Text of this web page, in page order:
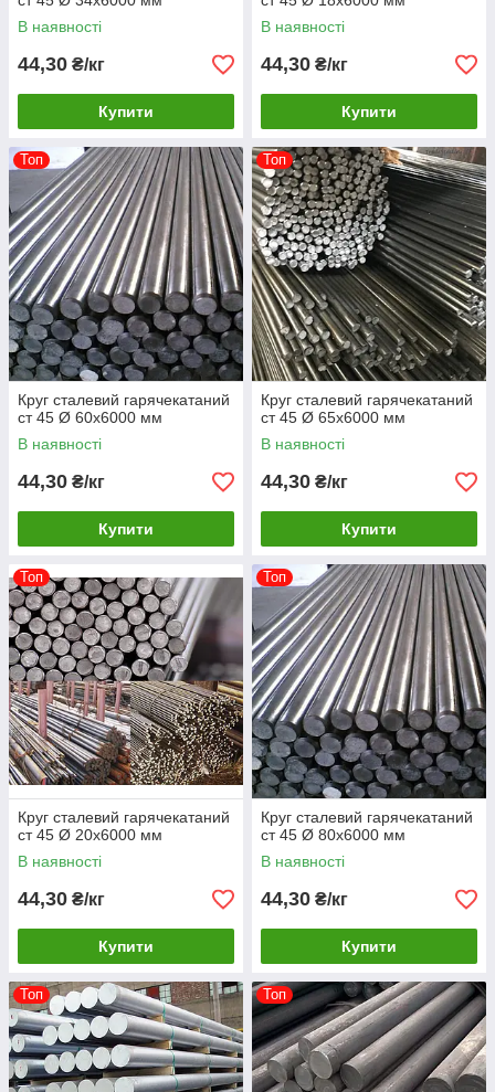
В наявності
44,30 ₴/кг
Купити
В наявності
44,30 ₴/кг
Купити
Топ
Круг сталевий гарячекатаний
ст 45 Ø 60х6000 мм
В наявності
44,30 ₴/кг
Купити
Топ
Круг сталевий гарячекатаний
ст 45 Ø 65х6000 мм
В наявності
44,30 ₴/кг
Купити
Топ
Круг сталевий гарячекатаний
ст 45 Ø 20х6000 мм
В наявності
44,30 ₴/кг
Купити
Топ
Круг сталевий гарячекатаний
ст 45 Ø 80х6000 мм
В наявності
44,30 ₴/кг
Купити
Топ Топ